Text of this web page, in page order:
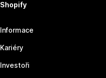
Shopify
Informace
Kariéry
Investoři